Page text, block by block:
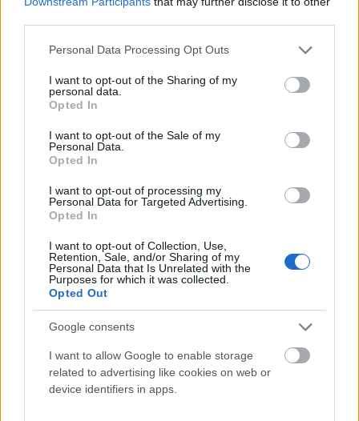
Please note that this website/app uses one or more Google
not limited to your visit or usage behaviour. You may click to
grant or deny consent to Google and its third-party tags to
use your data for below specified purposes in below Google
consent section.
Personal Data Processing Opt Outs
I want to opt-out of the Sharing of my
personal data.
Opted In
I want to opt-out of the Sale of my
Personal Data.
Opted In
I want to opt-out of processing my
Personal Data for Targeted Advertising.
Opted In
I want to opt-out of Collection, Use,
Retention, Sale, and/or Sharing of my
Personal Data that Is Unrelated with the
Purposes for which it was collected.
Opted Out
Google consents
I want to allow Google to enable storage
related to advertising like cookies on web or
device identifiers in apps.
ÉN-IDŐ
Gyenge vagy erős az, aki segítséget
kér?
CSIRMAZ LUCA JANUÁR 3, 2021
"Nekem nem kell segítség, én nem vagyok beteg” – avagy igenis
belefutottam egy bejegyzésbe egy közösségi oldalon: egy fiatal fiú
kifakadt, hogy az elmúlt időszaka nagyon megterhelő...
- Advertisement -